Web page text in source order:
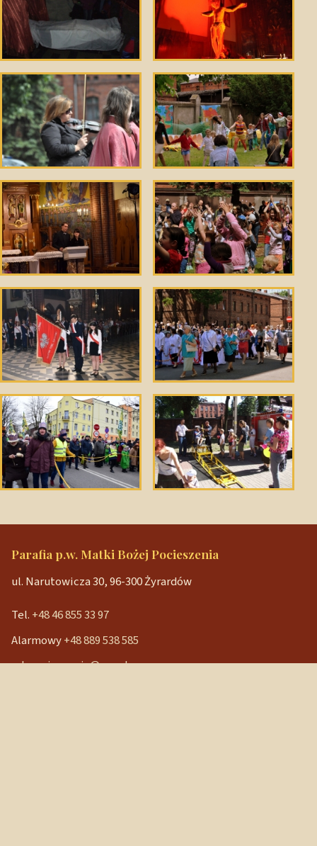
Parafia p.w. Matki Bożej Pocieszenia
ul. Narutowicza 30, 96-300 Żyrardów
Tel. +48 46 855 33 97
Alarmowy+48 889 538 585
mbpocieszenia@wp.pl